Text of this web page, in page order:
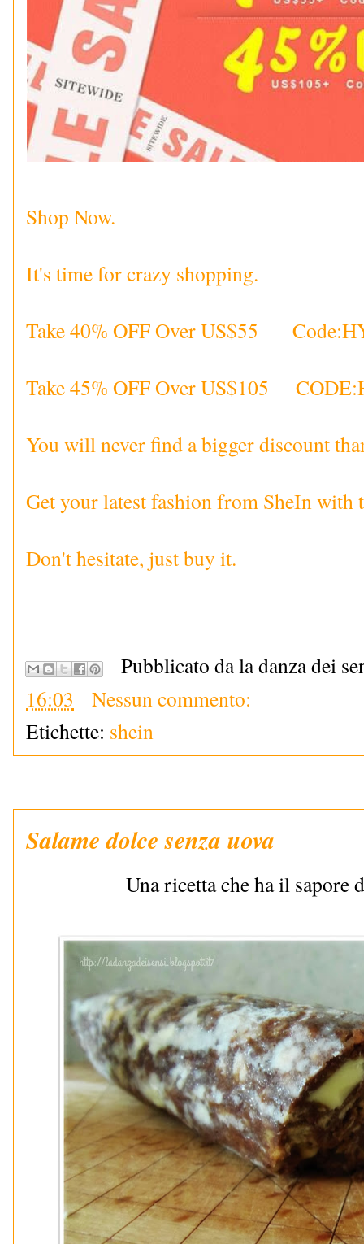
Shop Now.
It's time for crazy shopping.
Take 40% OFF Over US$55
Take 45% OFF Over US$105
You will never find a bigger discount
Get your latest fashion from SheIn with
Don't hesitate, just buy it.
Pubblicato da la danza dei
16:03
Nessun commento:
Etichette: shein
Salame dolce senza uova
Una ricetta che ha il sapore